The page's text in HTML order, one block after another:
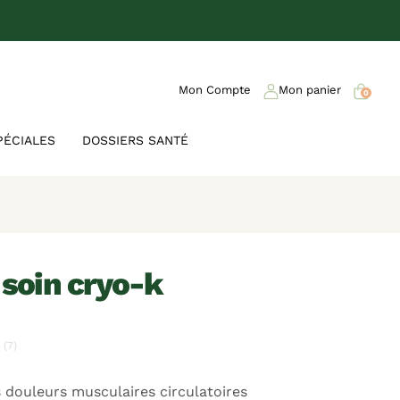
DOSSIERS SANTÉ
Mon Compte Mon panier 0
soin cryo-k
(7)
douleurs musculaires circulatoires